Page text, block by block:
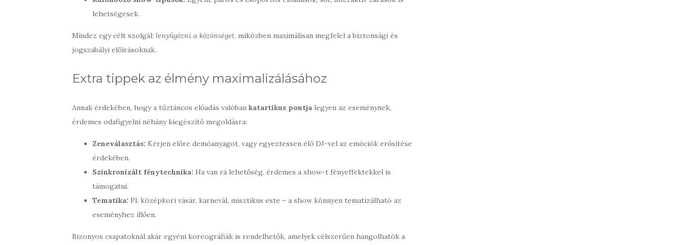
lehetségesek.
Mindez egy célt szolgál: lenyűgözni a közönséget, miközben maximálisan megfelel a biztonsági és
jogszabályi előírásoknak.
Extra tippek az élmény maximalizálásához
Annak érdekében, hogy a tűztáncos előadás valóban katartikus pontja legyen az eseménynek,
érdemes odafigyelni néhány kiegészítő megoldásra:
Zeneválasztás: Kérjen előre demóanyagot, vagy egyeztessen élő DJ-vel az emóciók erősítése
érdekében.
Szinkronizált fénytechnika: Ha van rá lehetőség, érdemes a show-t fényeffektekkel is
támogatni.
Tematika: Pl. középkori vásár, karnevál, misztikus este – a show könnyen tematizálható az
eseményhez illően.
Bizonyos csapatoknál akár egyéni koreográfiák is rendelhetők, amelyek célszerűen hangolhatók a